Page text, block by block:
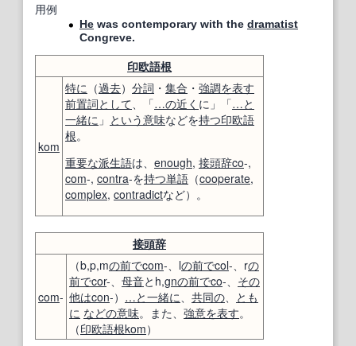
用例
He was contemporary with the dramatist
Congreve.
印欧語根
kom
特に （過去） 分詞 ・ 集合 ・ 強調を表す
前置詞として、「…の近く に」「…と
一緒に 」 という意味などを持つ印欧語
根。
重要な派生語は、 enough, 接頭辞co-,
com-, contra-を持つ単語 （cooperate,
complex, contradictなど）。
接頭辞
com-
（b,p,mの前でcom-、lの前でcol-、rの
前でcor-、 母音とh,gnの前でco-、 その
他はcon-） …と一緒に、 共同の、 とも
に などの意味。また、 強意を表す。
（印欧語根kom）